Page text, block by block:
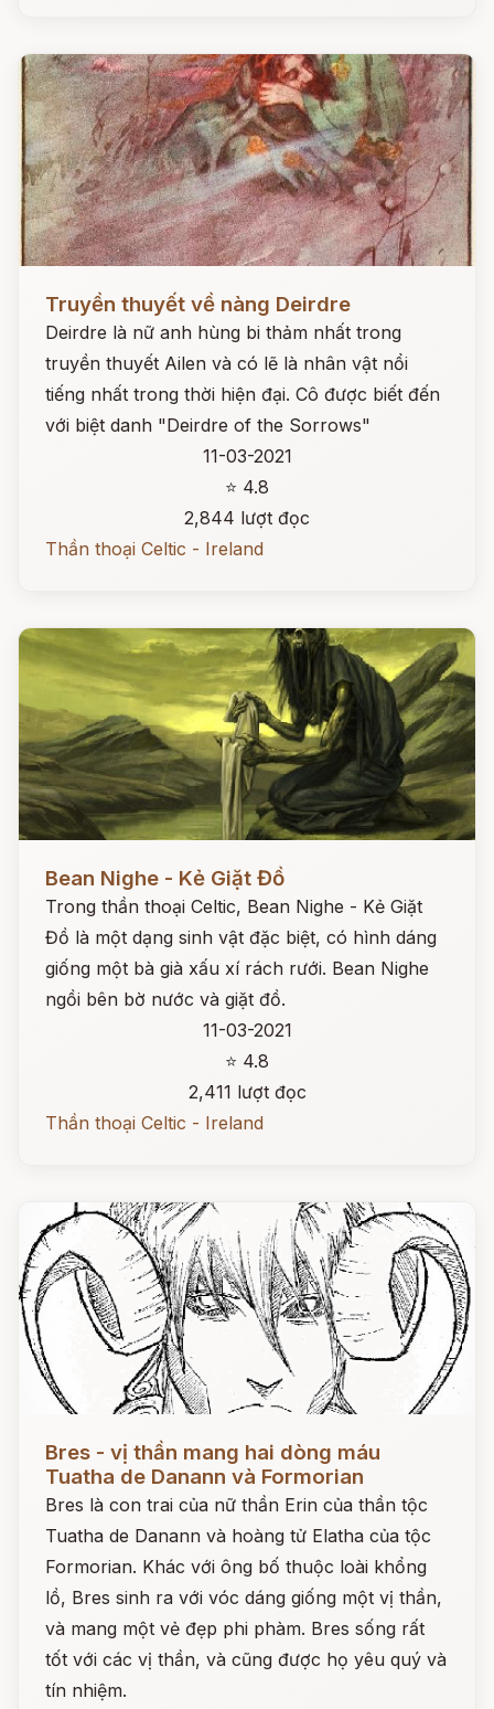
Đọc ngay
Truyền thuyết về nàng Deirdre
Deirdre là nữ anh hùng bi thảm nhất trong
truyền thuyết Ailen và có lẽ là nhân vật nổi
tiếng nhất trong thời hiện đại. Cô được biết đến
với biệt danh "Deirdre of the Sorrows"
11-03-2021
⭐ 4.8
2,844 lượt đọc
Thần thoại Celtic - Ireland
Bean Nighe - Kẻ Giặt Đồ
Trong thần thoại Celtic, Bean Nighe - Kẻ Giặt
Đồ là một dạng sinh vật đặc biệt, có hình dáng
giống một bà già xấu xí rách rưới. Bean Nighe
ngồi bên bờ nước và giặt đồ.
11-03-2021
⭐ 4.8
2,411 lượt đọc
Thần thoại Celtic - Ireland
Bres - vị thần mang hai dòng máu
Tuatha de Danann và Formorian
Bres là con trai của nữ thần Erin của thần tộc
Tuatha de Danann và hoàng tử Elatha của tộc
Formorian. Khác với ông bố thuộc loài khổng
lồ, Bres sinh ra với vóc dáng giống một vị thần,
và mang một vẻ đẹp phi phàm. Bres sống rất
tốt với các vị thần, và cũng được họ yêu quý và
tín nhiệm.